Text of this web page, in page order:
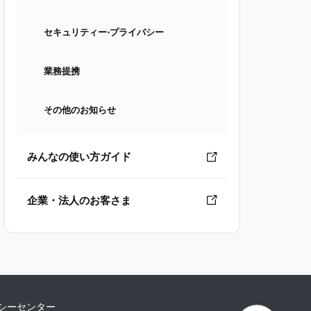
セキュリティー⋅プライバシー
業務提携
その他のお知らせ
みんなの使い方ガイド
企業・法人のお客さま
ーセンター